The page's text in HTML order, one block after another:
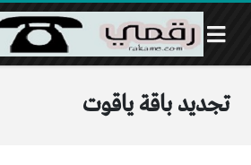
تجديد باقة ياقوت